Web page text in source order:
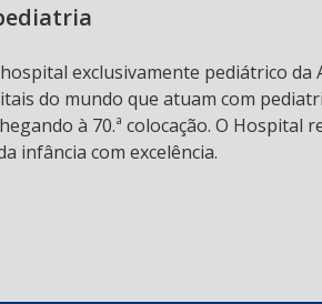
exclusivamente pediátrico da
do mundo que atuam com
à 70.ª colocação. O Hospital
infância com excelência.